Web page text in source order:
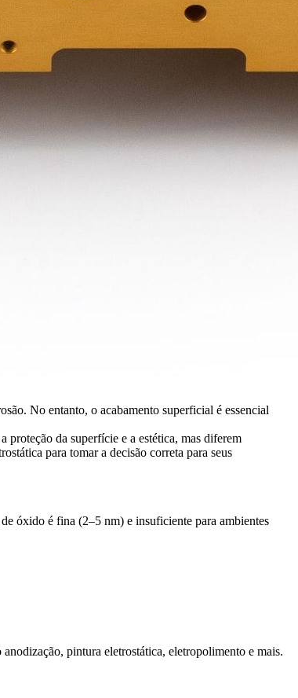
No entanto, o acabamento superficial é essencial
proteção da superfície e a estética, mas diferem
para tomar a decisão correta para seus
óxido é fina (2–5 nm) e insuficiente para ambientes
pintura eletrostática, eletropolimento e mais.